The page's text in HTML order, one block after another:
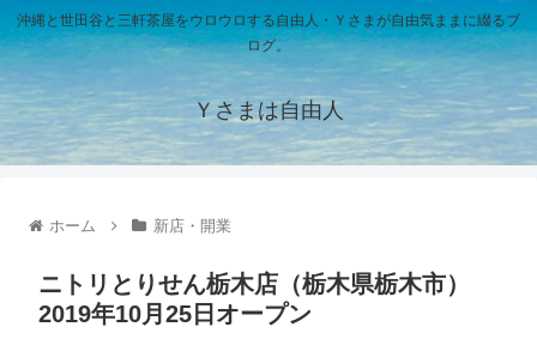
沖縄と世田谷と三軒茶屋をウロウロする自由人・Ｙさまが自由気ままに綴るブ
ログ。
Ｙさまは自由人
ホーム 新店・開業
ニトリとりせん栃木店（栃木県栃木市）
2019年10月25日オープン